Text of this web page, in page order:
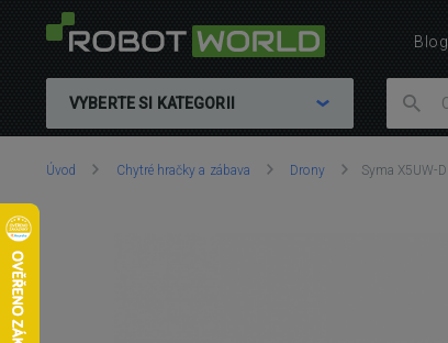
VYBERTE SI KATEGORII
Nacházíte
Úvod Chytré hračky a zábava Drony Syma X5UW-D
Blog